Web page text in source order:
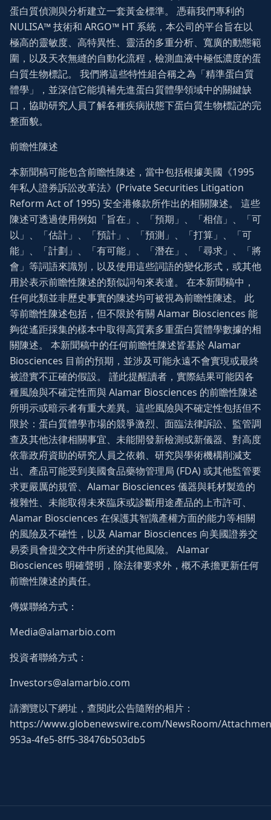
蛋白質偵測與分析建立一套黃金標準。 憑藉我們專利的
NULISA™ 技術和 ARGO™ HT 系統，本公司的平台旨在以
極高的靈敏度、高特異性、靈活的多重分析、寬廣的動態範
圍，以及天衣無縫的自動化流程，檢測血液中極低濃度的蛋
白質生物標記。 我們將這些特性組合稱之為「精準蛋白質
體學」，並深信它能填補先進蛋白質體學領域中的關鍵缺
口，協助研究人員了解各種疾病狀態下蛋白質生物標記的完
整面貌。
前瞻性陳述
本新聞稿可能包含前瞻性陳述，當中包括根據美國《1995
年私人證券訴訟改革法》(Private Securities Litigation
Reform Act of 1995) 安全港條款所作出的相關陳述。 這些
陳述可透過使用例如「旨在」、「預期」、「相信」、「可
以」、「估計」、「預計」、「預測」、「打算」、「可
能」、「計劃」、「有可能」、「潛在」、「尋求」、「將
會」等詞語來識別，以及使用這些詞語的變化形式，或其他
用於表示前瞻性陳述的類似詞句來表達。 在本新聞稿中，
任何此類並非歷史事實的陳述均可被視為前瞻性陳述。 此
等前瞻性陳述包括，但不限於有關 Alamar Biosciences 能
夠從遙距採集的樣本中取得高質素多重蛋白質體學數據的相
關陳述。 本新聞稿中的任何前瞻性陳述皆基於 Alamar
Biosciences 目前的預期，並涉及可能永遠不會實現或最終
被證實不正確的假設。 謹此提醒讀者，實際結果可能因各
種風險與不確定性而與 Alamar Biosciences 的前瞻性陳述
所明示或暗示者有重大差異。這些風險與不確定性包括但不
限於：蛋白質體學市場的競爭激烈、面臨法律訴訟、監管調
查及其他法律相關事宜、未能開發新檢測或新儀器、對高度
依靠政府資助的研究人員之依賴、研究與學術機構削減支
出、產品可能受到美國食品藥物管理局 (FDA) 或其他監管要
求更嚴厲的規管、Alamar Biosciences 儀器與耗材製造的
複雜性、未能取得未來臨床或診斷用途產品的上市許可、
Alamar Biosciences 在保護其智識產權方面的能力等相關
的風險及不確性，以及 Alamar Biosciences 向美國證券交
易委員會提交文件中所述的其他風險。 Alamar
Biosciences 明確聲明，除法律要求外，概不承擔更新任何
前瞻性陳述的責任。
傳媒聯絡方式：
Media@alamarbio.com
投資者聯絡方式：
Investors@alamarbio.com
請瀏覽以下網址，查閱此公告隨附的相片：
https://www.globenewswire.com/NewsRoom/
953a-4fe5-8ff5-38476b503db5